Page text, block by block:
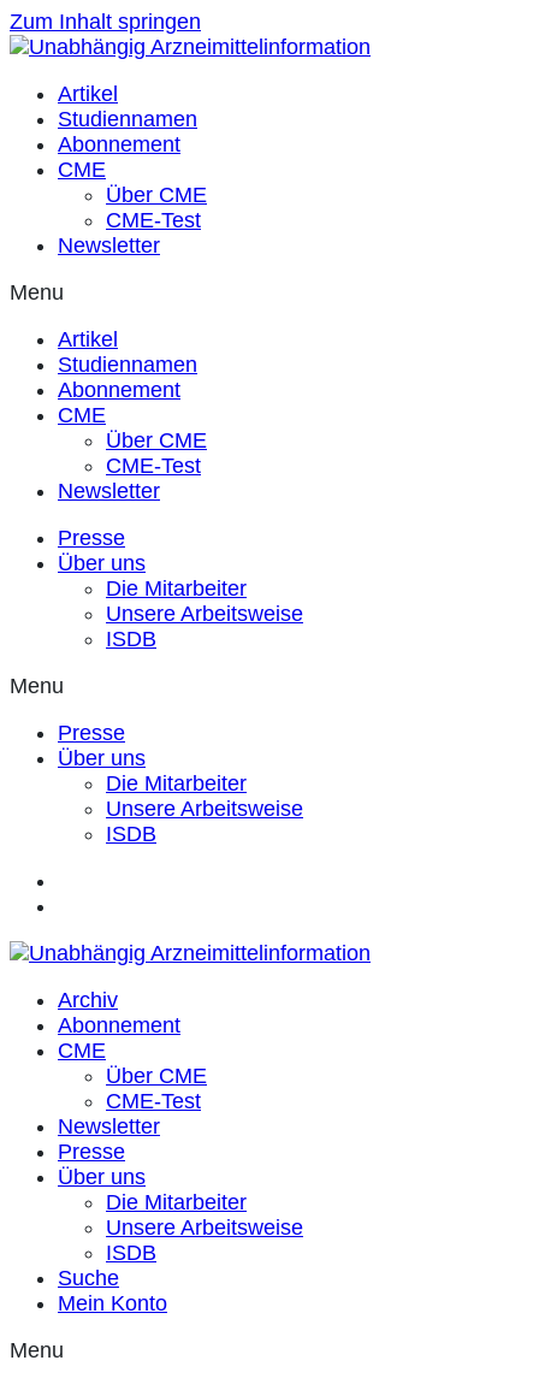
Zum Inhalt springen
Artikel
Studiennamen
Abonnement
CME
Über CME
CME-Test
Newsletter
Menu
Artikel
Studiennamen
Abonnement
CME
Über CME
CME-Test
Newsletter
Presse
Über uns
Die Mitarbeiter
Unsere Arbeitsweise
ISDB
Menu
Presse
Über uns
Die Mitarbeiter
Unsere Arbeitsweise
ISDB
Archiv
Abonnement
CME
Über CME
CME-Test
Newsletter
Presse
Über uns
Die Mitarbeiter
Unsere Arbeitsweise
ISDB
Suche
Mein Konto
Menu